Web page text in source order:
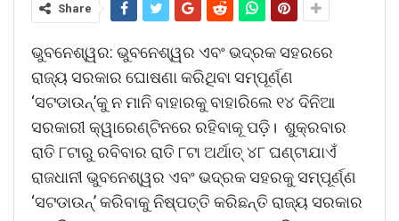
Share
ଭୁବନେଶ୍ୱର: ଭୁବନେଶ୍ୱର ଏବଂ ଭଦ୍ରକ ସହରରେ
ରାଜ୍ୟ ସରକାର ଘୋଷଣା କରିଥିବା ସମ୍ପୂର୍ଣ୍ଣ
‘ସଟଡାଉନ୍’କୁ ନ ମାନି ବାହାରକୁ ବାହାରିଲେ ୧୪ ଦିନିଆ
ସରକାରୀ କ୍ୱାରେଣ୍ଟିନରେ ରହିବାକୂ ପଡ଼ି। ଶୁକ୍ରବାର
ରାତି ୮ଟାରୁ ରବିବାର ରାତି ୮ଟା ଅର୍ଥାତ୍ ୪୮ ଘଣ୍ଟାଯାଏଁ
ରାଜଧାନୀ ଭୁବନେଶ୍ୱର ଏବଂ ଭଦ୍ରକ ସହରକୁ ସମ୍ପୂର୍ଣ୍ଣ
‘ସଟଡାଉନ୍’ କରିବାକୁ ନିଷ୍ପତ୍ତି କରିଛନ୍ତି ରାଜ୍ୟ ସରକାର